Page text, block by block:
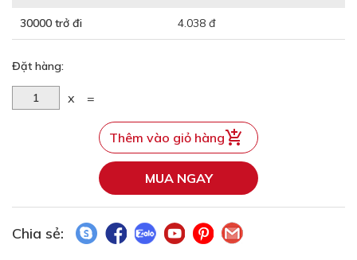
30000 trở đi 4.038 đ
Đặt hàng:
x =
Thêm vào giỏ hàng
MUA NGAY
Chia sẻ: